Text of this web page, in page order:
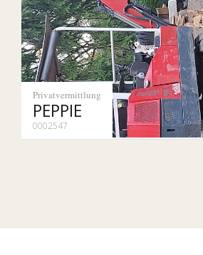
Privatvermittlung
PEPPIE
0002547